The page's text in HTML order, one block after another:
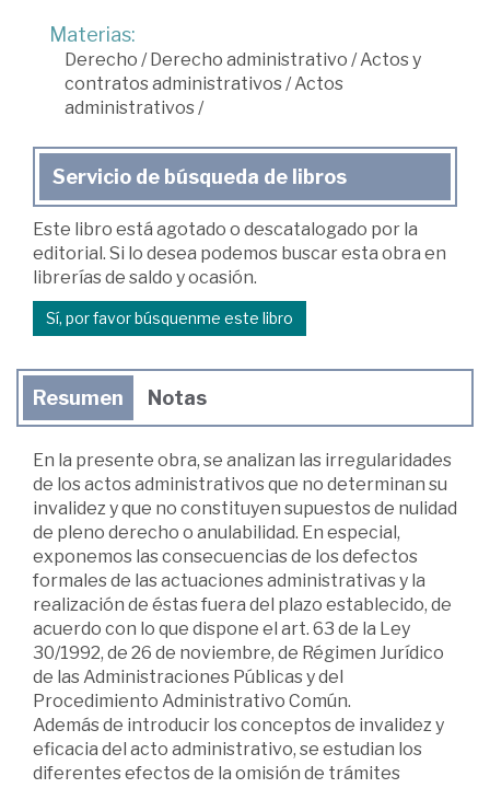
Materias:
Derecho / Derecho administrativo /Actos y
contratos administrativos/Actos
administrativos/
Servicio de búsqueda de libros
Este libro está agotado o descatalogado por la
editorial. Si lo desea podemos buscar esta obra en
librerías de saldo y ocasión.
Sí, por favor búsquenme este libro
Resumen Notas
En la presente obra, se analizan las irregularidades
de los actos administrativos que no determinan su
invalidez y que no constituyen supuestos de nulidad
de pleno derecho o anulabilidad. En especial,
exponemos las consecuencias de los defectos
formales de las actuaciones administrativas y la
realización de éstas fuera del plazo establecido, de
acuerdo con lo que dispone el art. 63 de la Ley
30/1992, de 26 de noviembre, de Régimen Jurídico
de las Administraciones Públicas y del
Procedimiento Administrativo Común.
Además de introducir los conceptos de invalidez y
eficacia del acto administrativo, se estudian los
diferentes efectos de la omisión de trámites